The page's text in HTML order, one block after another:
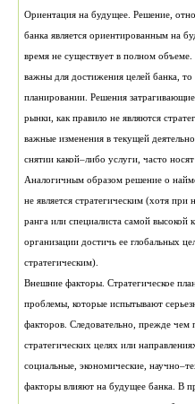
снятии какой–либо услуги, часто
Аналогичным образом решение о
стратегическим).
Внешние факторы. Стратегическое